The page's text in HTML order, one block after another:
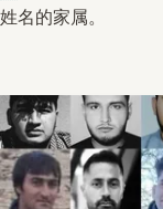
姓名的家属。